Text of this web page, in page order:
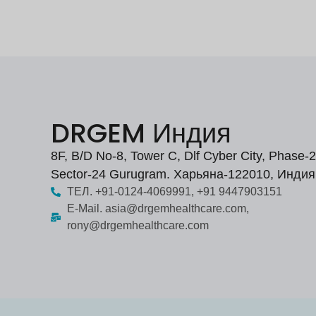
DRGEM Индия
8F, B/D No-8, Tower C, Dlf Cyber City, Phase-
Sector-24 Gurugram. Харьяна-122010, Индия
ТЕЛ. +91-0124-4069991, +91 9447903151
E-Mail. asia@drgemhealthcare.com,
rony@drgemhealthcare.com